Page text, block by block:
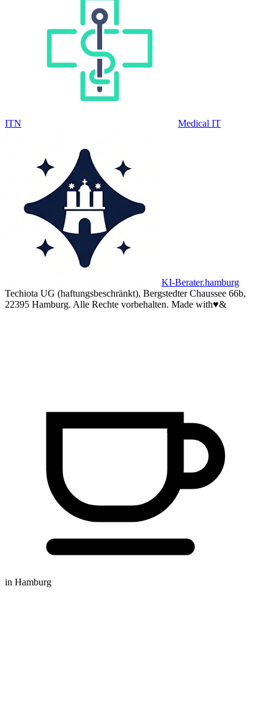
ITN Medical IT
KI-Berater.hamburg
Techiota UG (haftungsbeschränkt), Bergstedter Chaussee 66b,
22395 Hamburg. Alle Rechte vorbehalten. Made with♥&
in Hamburg